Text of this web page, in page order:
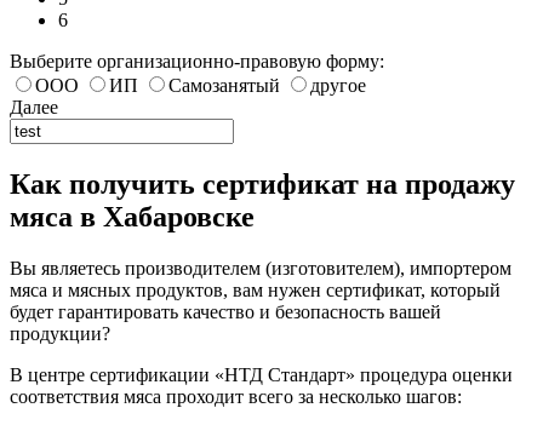
6
Выберите организационно-правовую форму:
ООО
ИП Самозанятый
другое
Далее
Как получить сертификат на продажу
мяса в Хабаровске
Вы являетесь производителем (изготовителем), импортером
мяса и мясных продуктов, вам нужен сертификат, который
будет гарантировать качество и безопасность вашей
продукции?
В центре сертификации «НТД Стандарт» процедура оценки
соответствия мяса проходит всего за несколько шагов: